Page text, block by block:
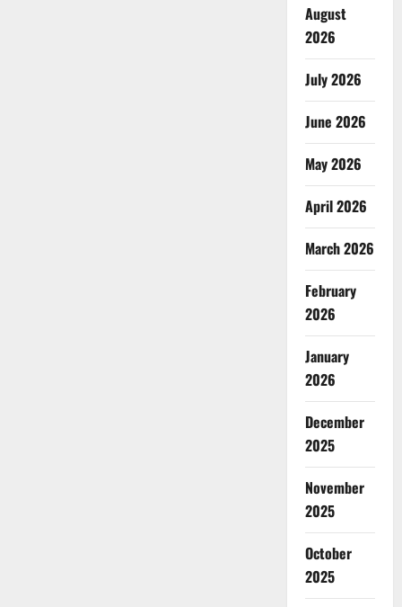
August
2026
July 2026
June 2026
May 2026
April 2026
March 2026
February
2026
January
2026
December
2025
November
2025
October
2025